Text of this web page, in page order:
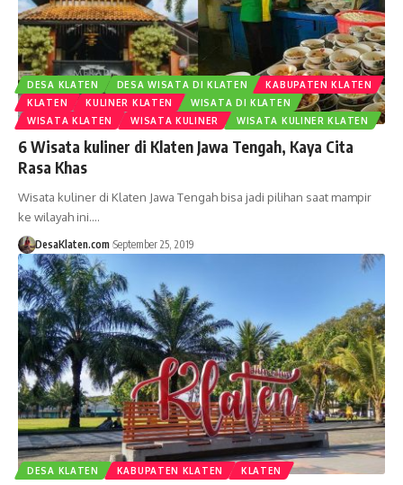
DESA KLATEN DESA WISATA DI KLATEN
KABUPATEN KLATEN
KLATEN
KULINER KLATEN
WISATA DI KLATEN
WISATA KLATEN
WISATA KULINER WISATA KULINER KLATEN
6 Wisata kuliner di Klaten Jawa Tengah, Kaya Cita
Rasa Khas
Wisata kuliner di Klaten Jawa Tengah bisa jadi pilihan saat mampir
ke wilayah ini.…
DesaKlaten.com September 25, 2019
DESA KLATEN KABUPATEN KLATEN KLATEN